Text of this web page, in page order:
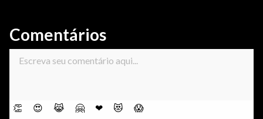
Comentários
👏 😍 😹 🤗 ❤ 😻 😱